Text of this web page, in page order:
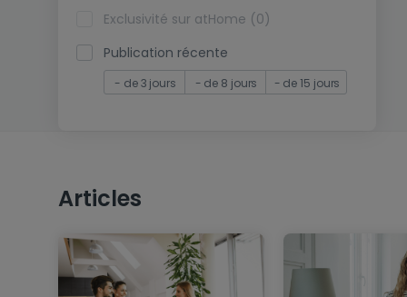
Exclusivité sur atHome (0)
Publication récente
- de 3 jours - de 8 jours - de 15 jours
Articles